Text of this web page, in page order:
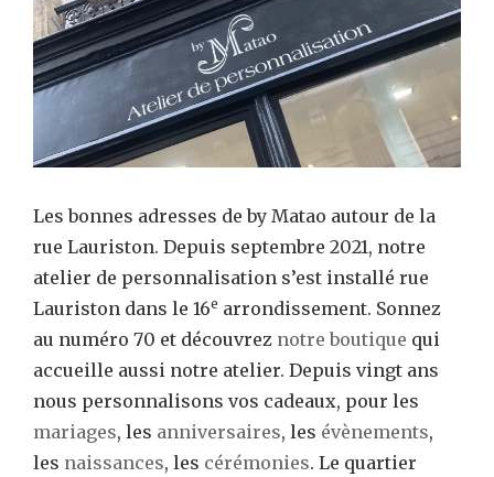
Les bonnes adresses de by Matao autour de la
rue Lauriston. Depuis septembre 2021, notre
atelier de personnalisation s’est installé rue
Lauriston dans le 16e arrondissement. Sonnez
au numéro 70 et découvrez notre boutique qui
accueille aussi notre atelier. Depuis vingt ans
nous personnalisons vos cadeaux, pour les
mariages, les anniversaires, les évènements,
les naissances, les cérémonies. Le quartier